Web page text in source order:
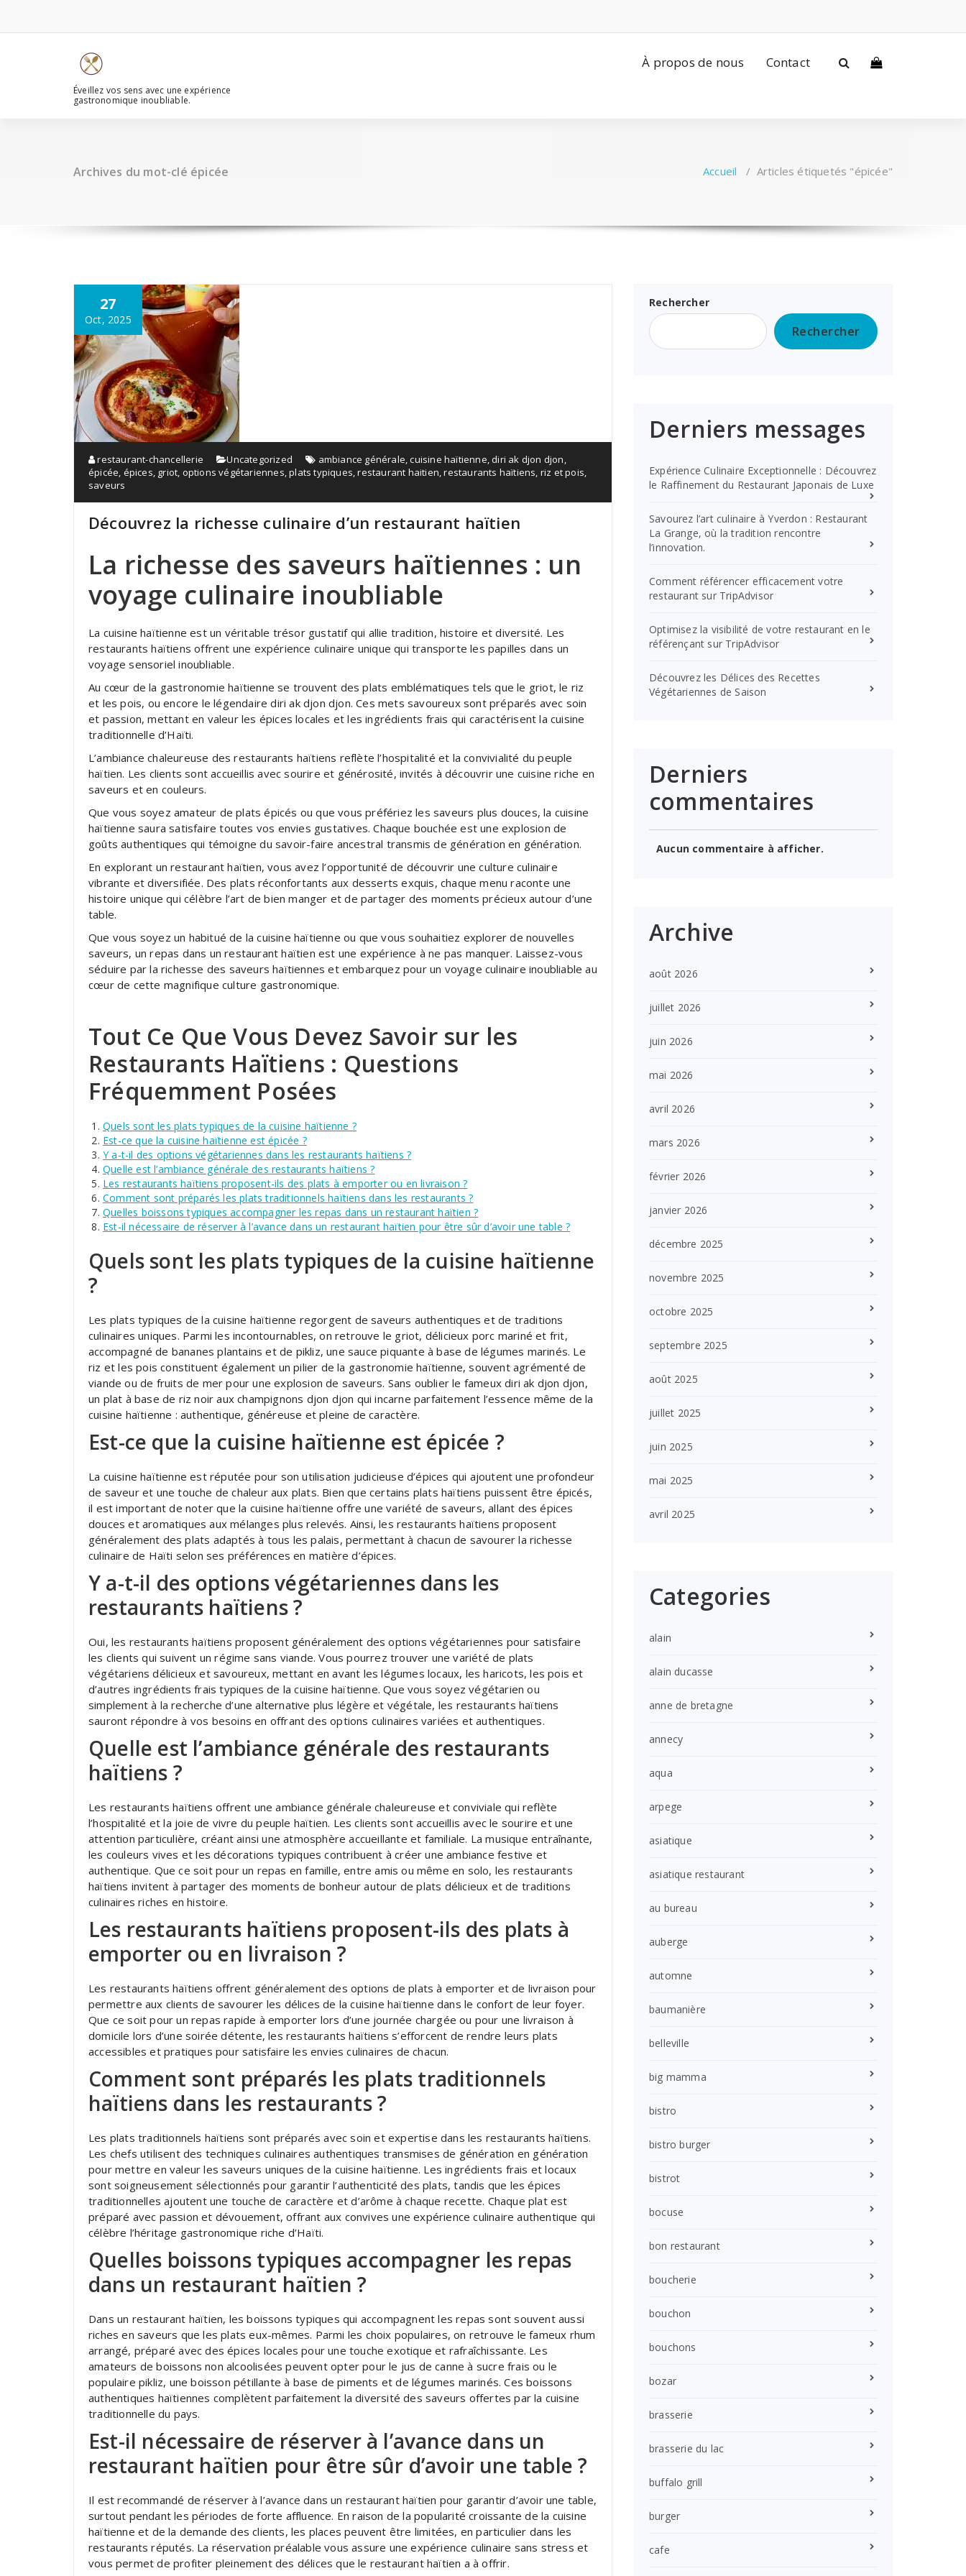
contenu
Éveillez vos sens avec une expérience
gastronomique inoubliable.
À propos de nous Contact
Archives du mot-clé épicée Accueil / Articles étiquetés "épicée"
27
Oct, 2025
restaurant-chancellerie Uncategorized ambiance générale,cuisine haïtienne,diri ak djon djon,
épicée, épices, griot, options végétariennes,plats typiques,restaurant haitien,restaurants haïtiens, riz et pois,
saveurs
Découvrez la richesse culinaire d’un restaurant haïtien
La richesse des saveurs haïtiennes : un
voyage culinaire inoubliable
La cuisine haïtienne est un véritable trésor gustatif qui allie tradition, histoire et diversité. Les
restaurants haïtiens offrent une expérience culinaire unique qui transporte les papilles dans un
voyage sensoriel inoubliable.
Au cœur de la gastronomie haïtienne se trouvent des plats emblématiques tels que le griot, le riz
et les pois, ou encore le légendaire diri ak djon djon. Ces mets savoureux sont préparés avec soin
et passion, mettant en valeur les épices locales et les ingrédients frais qui caractérisent la cuisine
traditionnelle d’Haïti.
L’ambiance chaleureuse des restaurants haïtiens reflète l’hospitalité et la convivialité du peuple
haïtien. Les clients sont accueillis avec sourire et générosité, invités à découvrir une cuisine riche en
saveurs et en couleurs.
Que vous soyez amateur de plats épicés ou que vous préfériez les saveurs plus douces, la cuisine
haïtienne saura satisfaire toutes vos envies gustatives. Chaque bouchée est une explosion de
goûts authentiques qui témoigne du savoir-faire ancestral transmis de génération en génération.
En explorant un restaurant haïtien, vous avez l’opportunité de découvrir une culture culinaire
vibrante et diversifiée. Des plats réconfortants aux desserts exquis, chaque menu raconte une
histoire unique qui célèbre l’art de bien manger et de partager des moments précieux autour d’une
table.
Que vous soyez un habitué de la cuisine haïtienne ou que vous souhaitiez explorer de nouvelles
saveurs, un repas dans un restaurant haïtien est une expérience à ne pas manquer. Laissez-vous
séduire par la richesse des saveurs haïtiennes et embarquez pour un voyage culinaire inoubliable au
cœur de cette magnifique culture gastronomique.
Tout Ce Que Vous Devez Savoir sur les
Restaurants Haïtiens : Questions
Fréquemment Posées
Quels sont les plats typiques de la cuisine haïtienne ?
Est-ce que la cuisine haïtienne est épicée ?
Y a-t-il des options végétariennes dans les restaurants haïtiens ?
Quelle est l’ambiance générale des restaurants haïtiens ?
Les restaurants haïtiens proposent-ils des plats à emporter ou en livraison ?
Comment sont préparés les plats traditionnels haïtiens dans les restaurants ?
Quelles boissons typiques accompagner les repas dans un restaurant haïtien ?
Est-il nécessaire de réserver à l’avance dans un restaurant haïtien pour être sûr d’avoir une table ?
Quels sont les plats typiques de la cuisine haïtienne
?
Les plats typiques de la cuisine haïtienne regorgent de saveurs authentiques et de traditions
culinaires uniques. Parmi les incontournables, on retrouve le griot, délicieux porc mariné et frit,
accompagné de bananes plantains et de pikliz, une sauce piquante à base de légumes marinés. Le
riz et les pois constituent également un pilier de la gastronomie haïtienne, souvent agrémenté de
viande ou de fruits de mer pour une explosion de saveurs. Sans oublier le fameux diri ak djon djon,
un plat à base de riz noir aux champignons djon djon qui incarne parfaitement l’essence même de la
cuisine haïtienne : authentique, généreuse et pleine de caractère.
Est-ce que la cuisine haïtienne est épicée ?
La cuisine haïtienne est réputée pour son utilisation judicieuse d’épices qui ajoutent une profondeur
de saveur et une touche de chaleur aux plats. Bien que certains plats haïtiens puissent être épicés,
il est important de noter que la cuisine haïtienne offre une variété de saveurs, allant des épices
douces et aromatiques aux mélanges plus relevés. Ainsi, les restaurants haïtiens proposent
généralement des plats adaptés à tous les palais, permettant à chacun de savourer la richesse
culinaire de Haïti selon ses préférences en matière d’épices.
Y a-t-il des options végétariennes dans les
restaurants haïtiens ?
Oui, les restaurants haïtiens proposent généralement des options végétariennes pour satisfaire
les clients qui suivent un régime sans viande. Vous pourrez trouver une variété de plats
végétariens délicieux et savoureux, mettant en avant les légumes locaux, les haricots, les pois et
d’autres ingrédients frais typiques de la cuisine haïtienne. Que vous soyez végétarien ou
simplement à la recherche d’une alternative plus légère et végétale, les restaurants haïtiens
sauront répondre à vos besoins en offrant des options culinaires variées et authentiques.
Quelle est l’ambiance générale des restaurants
haïtiens ?
Les restaurants haïtiens offrent une ambiance générale chaleureuse et conviviale qui reflète
l’hospitalité et la joie de vivre du peuple haïtien. Les clients sont accueillis avec le sourire et une
attention particulière, créant ainsi une atmosphère accueillante et familiale. La musique entraînante,
les couleurs vives et les décorations typiques contribuent à créer une ambiance festive et
authentique. Que ce soit pour un repas en famille, entre amis ou même en solo, les restaurants
haïtiens invitent à partager des moments de bonheur autour de plats délicieux et de traditions
culinaires riches en histoire.
Les restaurants haïtiens proposent-ils des plats à
emporter ou en livraison ?
Les restaurants haïtiens offrent généralement des options de plats à emporter et de livraison pour
permettre aux clients de savourer les délices de la cuisine haïtienne dans le confort de leur foyer.
Que ce soit pour un repas rapide à emporter lors d’une journée chargée ou pour une livraison à
domicile lors d’une soirée détente, les restaurants haïtiens s’efforcent de rendre leurs plats
accessibles et pratiques pour satisfaire les envies culinaires de chacun.
Comment sont préparés les plats traditionnels
haïtiens dans les restaurants ?
Les plats traditionnels haïtiens sont préparés avec soin et expertise dans les restaurants haïtiens.
Les chefs utilisent des techniques culinaires authentiques transmises de génération en génération
pour mettre en valeur les saveurs uniques de la cuisine haïtienne. Les ingrédients frais et locaux
sont soigneusement sélectionnés pour garantir l’authenticité des plats, tandis que les épices
traditionnelles ajoutent une touche de caractère et d’arôme à chaque recette. Chaque plat est
préparé avec passion et dévouement, offrant aux convives une expérience culinaire authentique qui
célèbre l’héritage gastronomique riche d’Haïti.
Quelles boissons typiques accompagner les repas
dans un restaurant haïtien ?
Dans un restaurant haïtien, les boissons typiques qui accompagnent les repas sont souvent aussi
riches en saveurs que les plats eux-mêmes. Parmi les choix populaires, on retrouve le fameux rhum
arrangé, préparé avec des épices locales pour une touche exotique et rafraîchissante. Les
amateurs de boissons non alcoolisées peuvent opter pour le jus de canne à sucre frais ou le
populaire pikliz, une boisson pétillante à base de piments et de légumes marinés. Ces boissons
authentiques haïtiennes complètent parfaitement la diversité des saveurs offertes par la cuisine
traditionnelle du pays.
Est-il nécessaire de réserver à l’avance dans un
restaurant haïtien pour être sûr d’avoir une table ?
Il est recommandé de réserver à l’avance dans un restaurant haïtien pour garantir d’avoir une table,
surtout pendant les périodes de forte affluence. En raison de la popularité croissante de la cuisine
haïtienne et de la demande des clients, les places peuvent être limitées, en particulier dans les
restaurants réputés. La réservation préalable vous assure une expérience culinaire sans stress et
vous permet de profiter pleinement des délices que le restaurant haïtien a à offrir.
Rechercher
Rechercher
Derniers messages
Expérience Culinaire Exceptionnelle : Découvrez
le Raffinement du Restaurant Japonais de Luxe
Savourez l’art culinaire à Yverdon : Restaurant
La Grange, où la tradition rencontre
l’innovation.
Comment référencer efficacement votre
restaurant sur TripAdvisor
Optimisez la visibilité de votre restaurant en le
référençant sur TripAdvisor
Découvrez les Délices des Recettes
Végétariennes de Saison
Derniers
commentaires
Aucun commentaire à afficher.
Archive
août 2026
juillet 2026
juin 2026
mai 2026
avril 2026
mars 2026
février 2026
janvier 2026
décembre 2025
novembre 2025
octobre 2025
septembre 2025
août 2025
juillet 2025
juin 2025
mai 2025
avril 2025
Categories
alain
alain ducasse
anne de bretagne
annecy
aqua
arpege
asiatique
asiatique restaurant
au bureau
auberge
automne
baumanière
belleville
big mamma
bistro
bistro burger
bistrot
bocuse
bon restaurant
boucherie
bouchon
bouchons
bozar
brasserie
brasserie du lac
buffalo grill
burger
cafe